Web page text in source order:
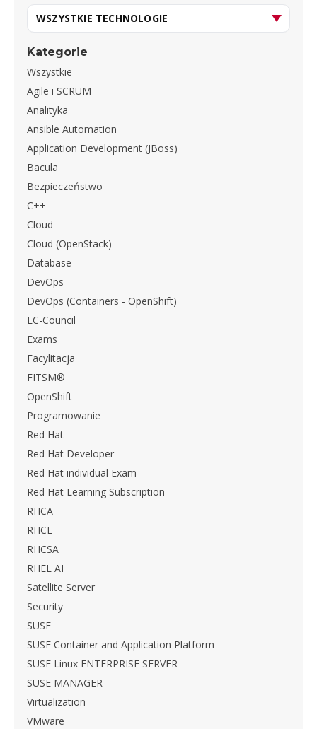
Kategorie
Wszystkie
Agile i SCRUM
Analityka
Ansible Automation
Application Development (JBoss)
Bacula
Bezpieczeństwo
C++
Cloud
Cloud (OpenStack)
Database
DevOps
DevOps (Containers - OpenShift)
EC-Council
Exams
Facylitacja
FITSM®
OpenShift
Programowanie
Red Hat
Red Hat Developer
Red Hat individual Exam
Red Hat Learning Subscription
RHCA
RHCE
RHCSA
RHEL AI
Satellite Server
Security
SUSE
SUSE Container and Application Platform
SUSE Linux ENTERPRISE SERVER
SUSE MANAGER
Virtualization
VMware